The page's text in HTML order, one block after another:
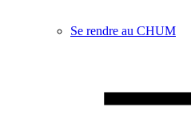
Se rendre au CHUM